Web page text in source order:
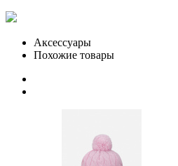
Аксессуары
Похожие товары